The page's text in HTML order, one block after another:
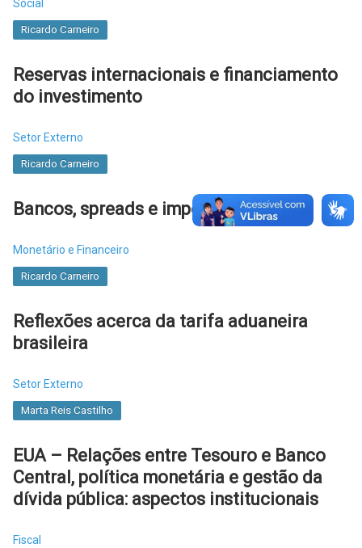
Social
Ricardo Carneiro
Reservas internacionais e financiamento
do investimento
Setor Externo
Ricardo Carneiro
Bancos, spreads e impostos
Monetário e Financeiro
Ricardo Carneiro
Reflexões acerca da tarifa aduaneira
brasileira
Setor Externo
Marta Reis Castilho
EUA – Relações entre Tesouro e Banco
Central, política monetária e gestão da
dívida pública: aspectos institucionais
Fiscal